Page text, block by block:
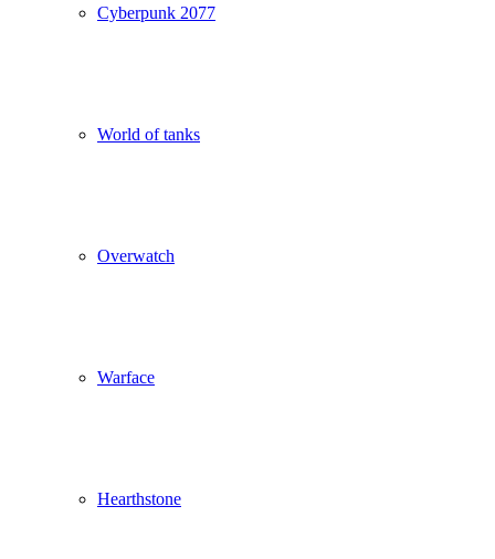
Cyberpunk 2077
World of tanks
Overwatch
Warface
Hearthstone